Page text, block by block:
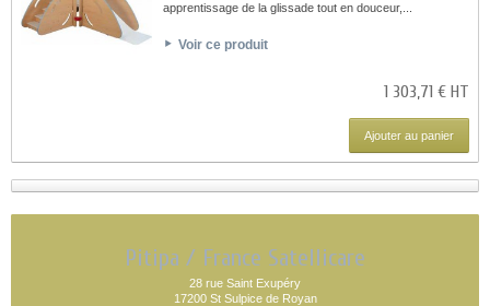
apprentissage de la glissade tout en douceur,...
Voir ce produit
1 303,71 € HT
Ajouter au panier
Pitipa / France Satellicare
28 rue Saint Exupéry
17200 St Sulpice de Royan